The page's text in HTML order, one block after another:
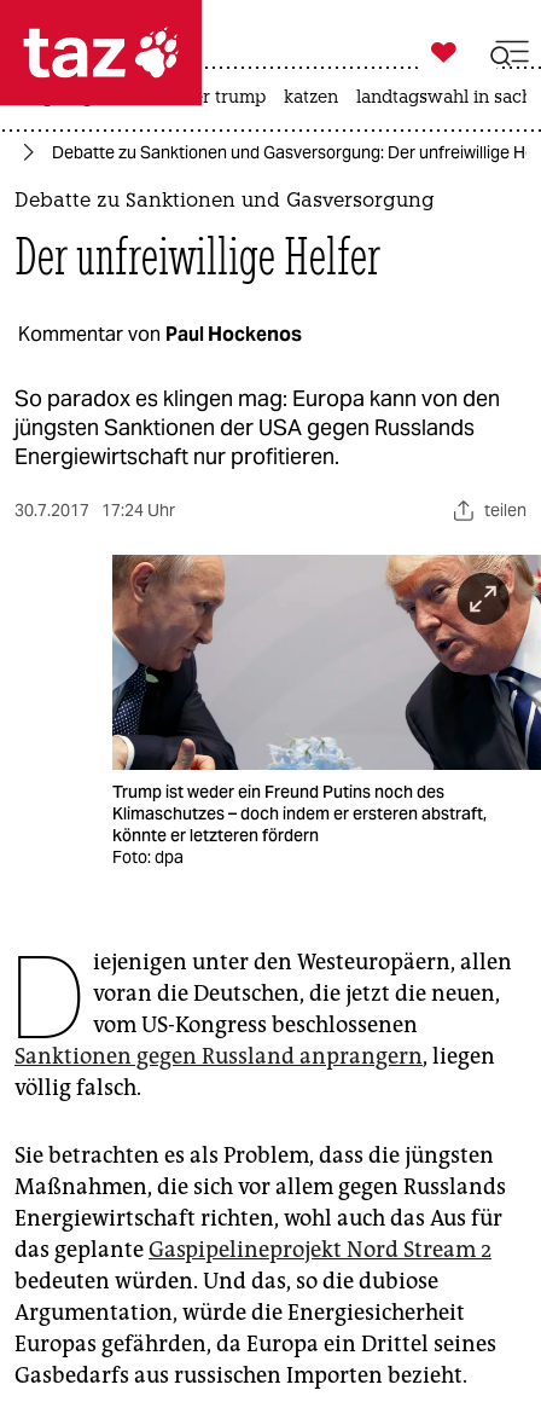
 taz zahl ich
taz zahl ich
politik
öko
gesellschaft
kultur
veranstaltungen
genossenschaft
epaper login

taz zahl ich
usa unter trump katzen landtagswahl in
Debatte zu Sanktionen und Gasversorgung: Der unfreiwillige
Debatte zu Sanktionen und Gasversorgung
Der unfreiwillige Helfer
Kommentar von Paul Hockenos
So paradox es klingen mag: Europa kann von den
jüngsten Sanktionen der USA gegen Russlands
Energiewirtschaft nur profitieren.
30.7.2017 17:24 Uhr teilen
Trump ist weder ein Freund Putins noch des
Klimaschutzes – doch indem er ersteren abstraft,
könnte er letzteren fördern
Foto: dpa
D iejenigen unter den Westeuropäern, allen
voran die Deutschen, die jetzt die neuen,
vom US-Kongress beschlossenen
Sanktionen gegen Russland anprangern, liegen
völlig falsch.
Sie betrachten es als Problem, dass die jüngsten
Maßnahmen, die sich vor allem gegen Russlands
Energiewirtschaft richten, wohl auch das Aus für
das geplanteGaspipelineprojekt Nord Stream 2
bedeuten würden. Und das, so die dubiose
Argumentation, würde die Energiesicherheit
Europas gefährden, da Europa ein Drittel seines
Gasbedarfs aus russischen Importen bezieht.